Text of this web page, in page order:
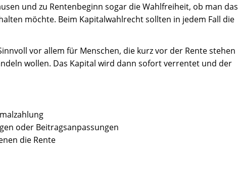
und zu Rentenbeginn sogar die Wahlfreiheit, ob man das
möchte. Beim Kapitalwahlrecht sollten in jedem Fall die
vor allem für Menschen, die kurz vor der Rente stehen
wollen. Das Kapital wird dann sofort verrentet und der
oder Beitragsanpassungen
die Rente